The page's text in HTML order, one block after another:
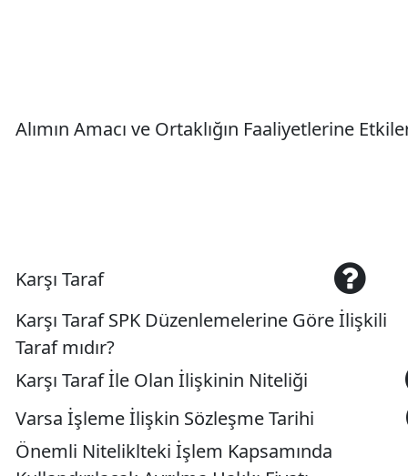
Alımın Amacı ve Ortaklığın Faaliyetlerine
Karşı Taraf
Karşı Taraf SPK Düzenlemelerine Göre İlişkili
Taraf mıdır?
Karşı Taraf İle Olan İlişkinin Niteliği
Varsa İşleme İlişkin Sözleşme Tarihi
Önemli Niteliklteki İşlem Kapsamında